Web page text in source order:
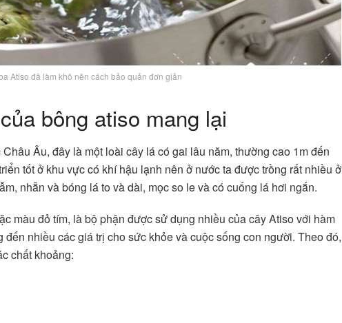
Atiso đã làm khô nên cách bảo quản đơn giản
bông atiso mang lại
Âu, đây là một loài cây lá có gai lâu năm, thường cao 1m đến
tốt ở khu vực có khí hậu lạnh nên ở nước ta được trồng rất nhiều ở
nhẵn và bóng lá to và dài, mọc so le và có cuống lá hơi ngắn.
màu đỏ tím, là bộ phận được sử dụng nhiều của cây Atiso với hàm
nhiều các giá trị cho sức khỏe và cuộc sống con người. Theo đó,
chất khoảng: